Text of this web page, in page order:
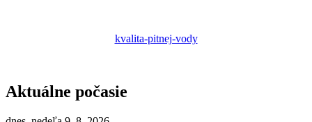
kvalita-pitnej-vody
Aktuálne počasie